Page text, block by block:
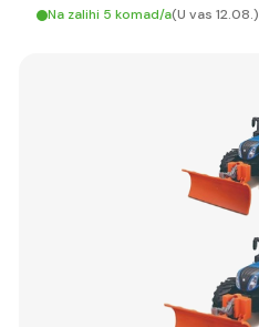
Na zalihi 5 komad/a(U vas 12.08.)